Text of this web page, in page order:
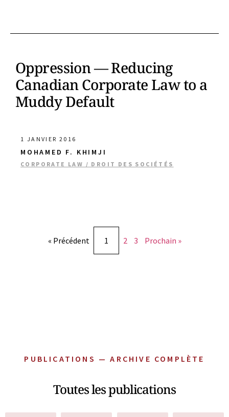
Oppression — Reducing
Canadian Corporate Law to a
Muddy Default
1 JANVIER 2016
MOHAMED F. KHIMJI
CORPORATE LAW / DROIT DES SOCIÉTÉS
« Précédent 1 2 3 Prochain »
PUBLICATIONS — ARCHIVE COMPLÈTE
Toutes les publications